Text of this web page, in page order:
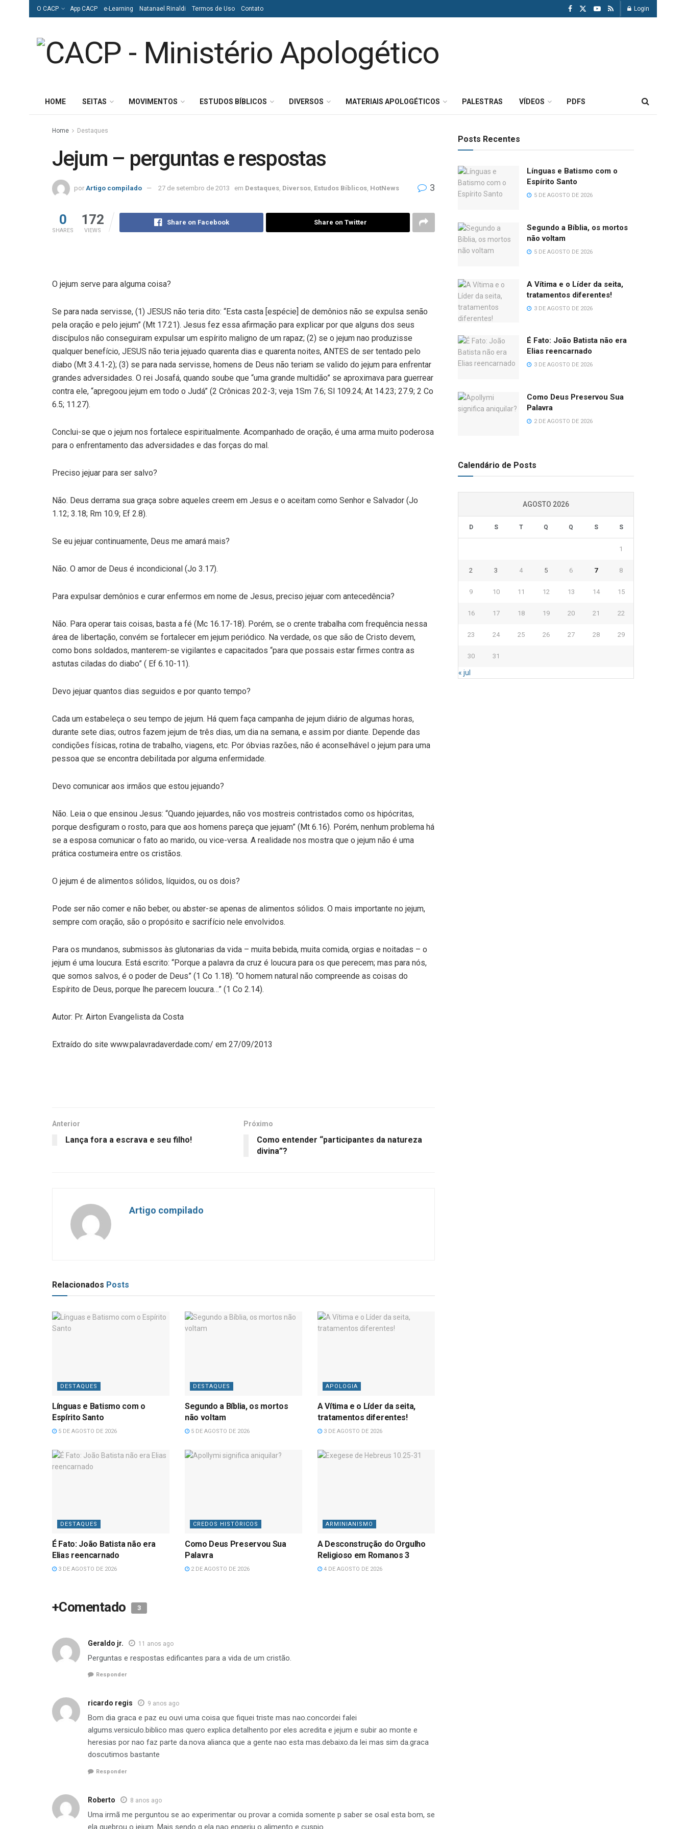
O CACP App CACP e-Learning Natanael Rinaldi Termos de Uso Contato Login
HOME SEITAS MOVIMENTOS ESTUDOS BÍBLICOS DIVERSOS MATERIAIS APOLOGÉTICOS PALESTRAS VÍDEOS PDFS
Home Destaques
Jejum – perguntas e respostas
por Artigo compilado 27 de setembro de 2013 em Destaques Diversos Estudos Bíblicos HotNews 3
0
SHARES
172
VIEWS
Share on Facebook Share on Twitter
O jejum serve para alguma coisa?
Se para nada servisse, (1) JESUS não teria dito: “Esta casta [espécie] de demônios não se expulsa senão
pela oração e pelo jejum” (Mt 17.21). Jesus fez essa afirmação para explicar por que alguns dos seus
discípulos não conseguiram expulsar um espírito maligno de um rapaz; (2) se o jejum nao produzisse
qualquer benefício, JESUS não teria jejuado quarenta dias e quarenta noites, ANTES de ser tentado pelo
diabo (Mt 3.4.1-2); (3) se para nada servisse, homens de Deus não teriam se valido do jejum para enfrentar
grandes adversidades. O rei Josafá, quando soube que “uma grande multidão” se aproximava para guerrear
contra ele, “apregoou jejum em todo o Judá” (2 Crônicas 20.2-3; veja 1Sm 7.6; Sl 109.24; At 14.23; 27.9; 2 Co
6.5; 11.27).
Conclui-se que o jejum nos fortalece espiritualmente. Acompanhado de oração, é uma arma muito poderosa
para o enfrentamento das adversidades e das forças do mal.
Preciso jejuar para ser salvo?
Não. Deus derrama sua graça sobre aqueles creem em Jesus e o aceitam como Senhor e Salvador (Jo
1.12; 3.18; Rm 10.9; Ef 2.8).
Se eu jejuar continuamente, Deus me amará mais?
Não. O amor de Deus é incondicional (Jo 3.17).
Para expulsar demônios e curar enfermos em nome de Jesus, preciso jejuar com antecedência?
Não. Para operar tais coisas, basta a fé (Mc 16.17-18). Porém, se o crente trabalha com frequência nessa
área de libertação, convém se fortalecer em jejum periódico. Na verdade, os que são de Cristo devem,
como bons soldados, manterem-se vigilantes e capacitados “para que possais estar firmes contra as
astutas ciladas do diabo” ( Ef 6.10-11).
Devo jejuar quantos dias seguidos e por quanto tempo?
Cada um estabeleça o seu tempo de jejum. Há quem faça campanha de jejum diário de algumas horas,
durante sete dias; outros fazem jejum de três dias, um dia na semana, e assim por diante. Depende das
condições físicas, rotina de trabalho, viagens, etc. Por óbvias razões, não é aconselhável o jejum para uma
pessoa que se encontra debilitada por alguma enfermidade.
Devo comunicar aos irmãos que estou jejuando?
Não. Leia o que ensinou Jesus: “Quando jejuardes, não vos mostreis contristados como os hipócritas,
porque desfiguram o rosto, para que aos homens pareça que jejuam” (Mt 6.16). Porém, nenhum problema há
se a esposa comunicar o fato ao marido, ou vice-versa. A realidade nos mostra que o jejum não é uma
prática costumeira entre os cristãos.
O jejum é de alimentos sólidos, líquidos, ou os dois?
Pode ser não comer e não beber, ou abster-se apenas de alimentos sólidos. O mais importante no jejum,
sempre com oração, são o propósito e sacrifício nele envolvidos.
Para os mundanos, submissos às glutonarias da vida – muita bebida, muita comida, orgias e noitadas – o
jejum é uma loucura. Está escrito: “Porque a palavra da cruz é loucura para os que perecem; mas para nós,
que somos salvos, é o poder de Deus” (1 Co 1.18). “O homem natural não compreende as coisas do
Espírito de Deus, porque lhe parecem loucura…” (1 Co 2.14).
Autor: Pr. Airton Evangelista da Costa
Extraído do site www.palavradaverdade.com/ em 27/09/2013
Anterior
Lança fora a escrava e seu filho!
Próximo
Como entender “participantes da natureza
divina”?
Artigo compilado
Relacionados Posts
DESTAQUES
Línguas e Batismo com o
Espírito Santo
5 DE AGOSTO DE 2026
DESTAQUES
Segundo a Bíblia, os mortos
não voltam
5 DE AGOSTO DE 2026
APOLOGIA
A Vítima e o Líder da seita,
tratamentos diferentes!
3 DE AGOSTO DE 2026
DESTAQUES
É Fato: João Batista não era
Elias reencarnado
3 DE AGOSTO DE 2026
CREDOS HISTÓRICOS
Como Deus Preservou Sua
Palavra
2 DE AGOSTO DE 2026
ARMINIANISMO
A Desconstrução do Orgulho
Religioso em Romanos 3
4 DE AGOSTO DE 2026
+Comentado 3
Geraldo jr. 11 anos ago
Perguntas e respostas edificantes para a vida de um cristão.
Responder
ricardo regis 9 anos ago
Bom dia graca e paz eu ouvi uma coisa que fiquei triste mas nao.concordei falei
algums.versiculo.biblico mas quero explica detalhento por eles acredita e jejum e subir ao monte e
heresias por nao faz parte da.nova alianca que a gente nao esta mas.debaixo.da lei mas sim da.graca
doscutimos bastante
Responder
Roberto 8 anos ago
Uma irmã me perguntou se ao experimentar ou provar a comida somente p saber se osal esta bom, se
ela quebrou o jejum. Mais sendo q ela nao engeriu o alimento e cuspio.
Posts Recentes
Línguas e Batismo com o
Espírito Santo
5 DE AGOSTO DE 2026
Segundo a Bíblia, os mortos
não voltam
5 DE AGOSTO DE 2026
A Vítima e o Líder da seita,
tratamentos diferentes!
3 DE AGOSTO DE 2026
É Fato: João Batista não era
Elias reencarnado
3 DE AGOSTO DE 2026
Como Deus Preservou Sua
Palavra
2 DE AGOSTO DE 2026
Calendário de Posts
AGOSTO 2026
D S T Q Q S S
1
2 3 4 5 6 7 8
9 10 11 12 13 14 15
16 17 18 19 20 21 22
23 24 25 26 27 28 29
30 31
« jul